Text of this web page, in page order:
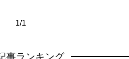
1/1
事ランキング